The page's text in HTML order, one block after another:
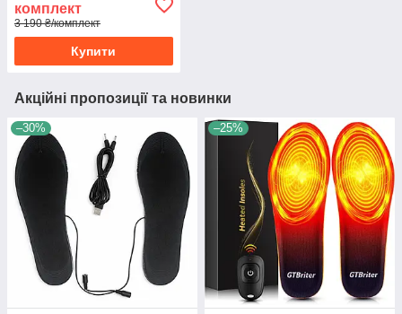
комплект
3 190 ₴/комплект
Купити
Акційні пропозиції та новинки
–30% –25%